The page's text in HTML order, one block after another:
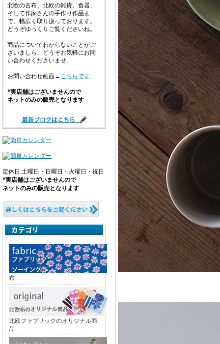
北欧の古布、北欧の雑貨、食器、
そして作家さんの手作り作品ま
で、幅広く取り扱っております。
どうぞゆっくりご覧くださいね。
商品についてわからないことがご
ざいましら、どうぞお気軽にお問
い合わせくださいませ。
お問い合わせ画面→ こちらです
*実店舗はございませんので
ネットのみの販売となります
定休日:土曜日・日曜日・火曜日・祝日
*実店舗はございませんので
ネットのみの販売となります
布
北欧ファブリックのオリジナル商
品